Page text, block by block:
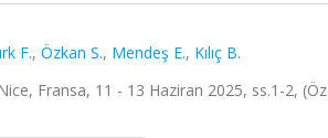
F., Özkan S., Mendeş E., Kılıç B.
Fransa, 11 - 13 Haziran 2025, ss.1-2,